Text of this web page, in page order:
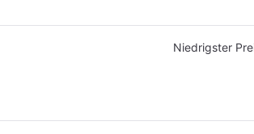
Niedrigster